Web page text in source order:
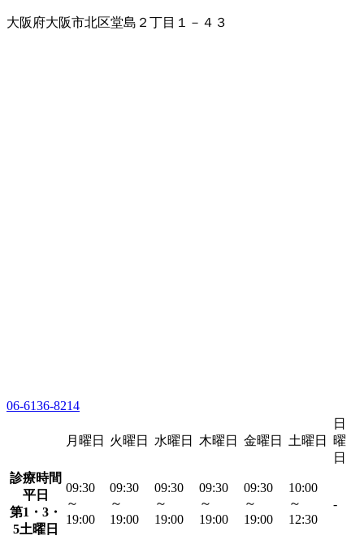
大阪府大阪市北区堂島２丁目１－４３
06-6136-8214
月曜日 火曜日 水曜日 木曜日 金曜日 土曜日
日
曜
日
診療時間
平日
第1・3・
5土曜日
09:30
～
19:00
09:30
～
19:00
09:30
～
19:00
09:30
～
19:00
09:30
～
19:00
10:00
～
12:30
-